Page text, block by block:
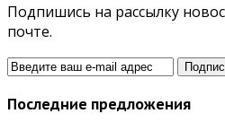
Подпишись на рассылку
почте.
Последние предложения